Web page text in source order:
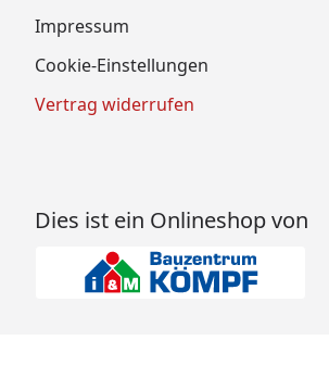
Impressum
Cookie-Einstellungen
Vertrag widerrufen
Dies ist ein Onlineshop von